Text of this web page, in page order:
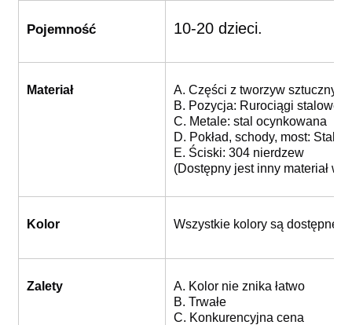
Pojemność 10-20 dzieci.
Materiał
A. Części z tworzyw
B. Pozycja: Rurociągi stalowe
C. Metale: stal ocynkowana
D. Pokład, schody, most: Stal
E. Ściski: 304 nierdzew
(Dostępny jest inny materiał w
Kolor Wszystkie kolory są dostępne
Zalety
A. Kolor nie znika łatwo
B. Trwałe
C. Konkurencyjna cena